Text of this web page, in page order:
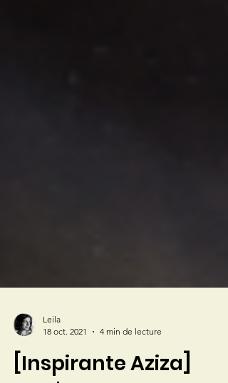
18 oct. 2021
4 min de lecture